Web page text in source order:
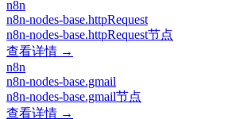
n8n
n8n-nodes-base.httpRequest
n8n-nodes-base.httpRequest节点
查看详情 →
n8n
n8n-nodes-base.gmail
n8n-nodes-base.gmail节点
查看详情 →